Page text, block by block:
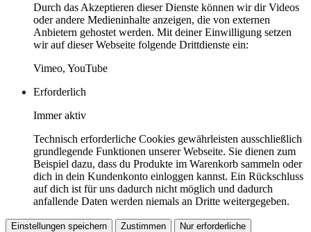
Durch das Akzeptieren dieser Dienste können wir dir Videos
oder andere Medieninhalte anzeigen, die von externen
Anbietern gehostet werden. Mit deiner Einwilligung setzen
wir auf dieser Webseite folgende Drittdienste ein:
Vimeo, YouTube
Erforderlich
Immer aktiv
Technisch erforderliche Cookies gewährleisten ausschließlich
grundlegende Funktionen unserer Webseite. Sie dienen zum
Beispiel dazu, dass du Produkte im Warenkorb sammeln oder
dich in dein Kundenkonto einloggen kannst. Ein Rückschluss
auf dich ist für uns dadurch nicht möglich und dadurch
anfallende Daten werden niemals an Dritte weitergegeben.
Einstellungen speichern Zustimmen Nur erforderliche